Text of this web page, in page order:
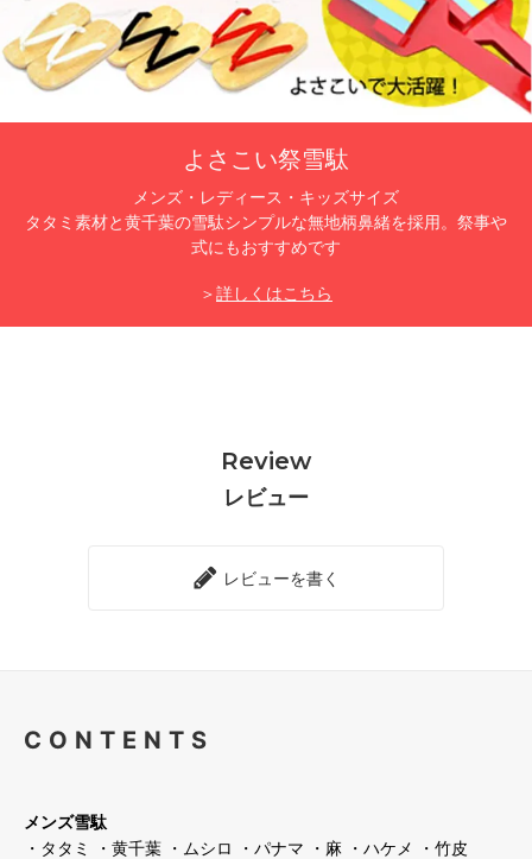
よさこい祭雪駄
メンズ・レディース・キッズサイズ
タタミ素材と黄千葉の雪駄シンプルな無地柄鼻緒を採用。祭事や
式にもおすすめです
＞詳しくはこちら
Review
レビュー
レビューを書く
CONTENTS
メンズ雪駄
・タタミ
・黄千葉 ・ムシロ ・パナマ ・麻 ・ハケメ ・竹皮